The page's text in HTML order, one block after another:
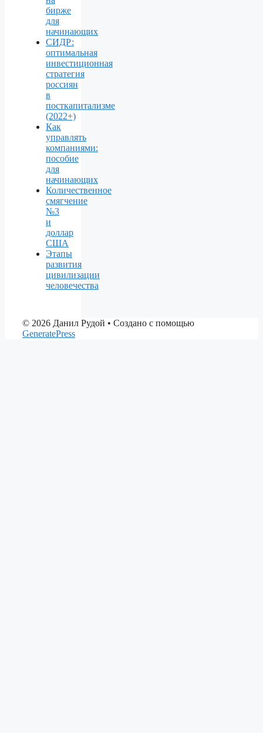
бирже
для
начинающих
СИДР:
оптимальная
инвестиционная
стратегия
россиян
в
посткапитализме
(2022+)
Как
управлять
компаниями:
пособие
для
начинающих
Количественное
смягчение
№3
и
доллар
США
Этапы
развития
цивилизации
человечества
© 2026 Данил Рудой • Создано с помощью
GeneratePress